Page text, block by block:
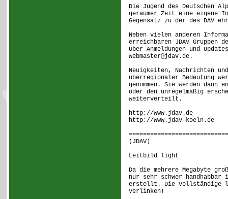
Die Jugend des Deutschen
geraumer Zeit eine eigene
Gegensatz zu der des DAV
Neben vielen anderen
erreichbaren JDAV Gruppen
Über Anmeldungen und
webmaster@jdav.de.
Neuigkeiten, Nachrichten
überregionaler Bedeutung
genommen. Sie werden dann
oder den unregelmäßig
weiterverteilt.
http://www.jdav.de
http://www.jdav-koeln.de
(JDAV) [
Leitbild light
Da die mehrere Megabyte
nur sehr schwer handhabbar
erstellt. Die vollständige
Verlinken!